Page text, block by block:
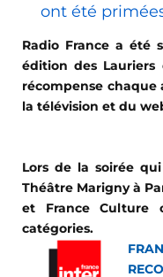
ont été
Radio France a été
édition des Lauriers
récompense
la télévision et du
Lors de la soirée
Théâtre Marigny à
et France Culture
catégories.